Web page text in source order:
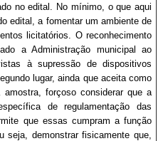
no edital. No mínimo, o que aqui
edital, a fomentar um ambiente de
licitatórios. O reconhecimento
a Administração municipal ao
à supressão de dispositivos
lugar, ainda que aceita como
forçoso considerar que a
de regulamentação das
que essas cumpram a função
demonstrar fisicamente que,